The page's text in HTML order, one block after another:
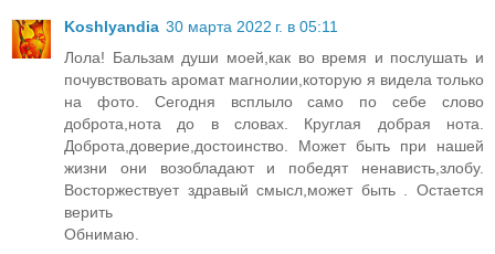
Koshlyandia 30 марта 2022 г. в 05:11
Лола! Бальзам души моей,как во время и послушать и
почувствовать аромат магнолии,которую я видела только
на фото. Сегодня всплыло само по себе слово
доброта,нота до в словах. Круглая добрая нота.
Доброта,доверие,достоинство. Может быть при нашей
жизни они возобладают и победят ненависть,злобу.
Восторжествует здравый смысл,может быть . Остается
верить
Обнимаю.